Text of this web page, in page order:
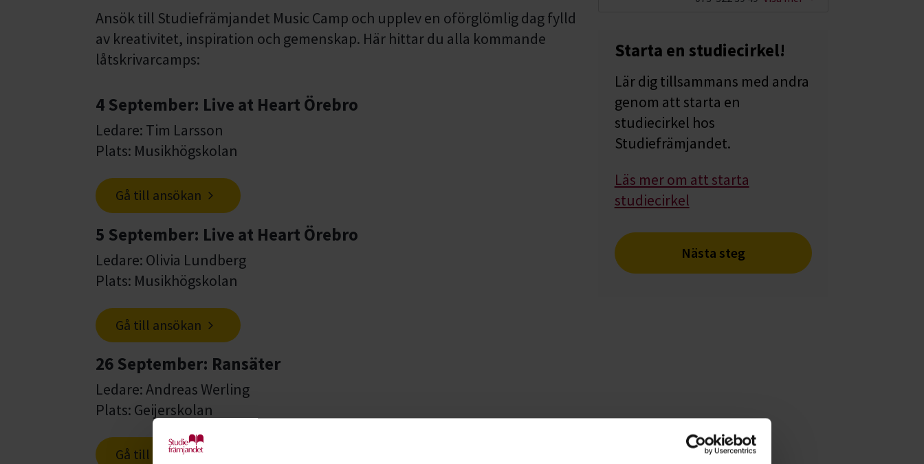
Ansök till Studiefrämjandet Music Camp och upplev en oförglömlig dag fylld
av kreativitet, inspiration och gemenskap. Här hittar du alla kommande
låtskrivarcamps:
4 September: Live at Heart Örebro
Ledare: Tim Larsson
Plats: Musikhögskolan
Gå till ansökan
5 September: Live at Heart Örebro
Ledare: Olivia Lundberg
Plats: Musikhögskolan
Gå till ansökan
26 September: Ransäter
Ledare: Andreas Werling
Plats: Geijerskolan
Gå till ansökan
Starta en studiecirkel!
Lär dig tillsammans med andra
genom att starta en
studiecirkel hos
Studiefrämjandet.
Läs mer om att starta
studiecirkel
Nästa steg